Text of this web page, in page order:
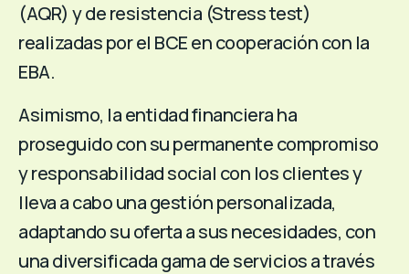
(AQR) y de resistencia (Stress test)
realizadas por el BCE en cooperación con la
EBA.
Asimismo, la entidad financiera ha
proseguido con su permanente compromiso
y responsabilidad social con los clientes y
lleva a cabo una gestión personalizada,
adaptando su oferta a sus necesidades, con
una diversificada gama de servicios a través